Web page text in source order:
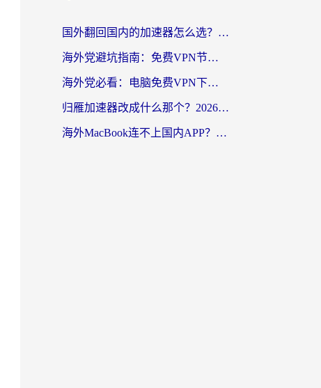
国外翻回国内的加速器怎么选？海外党亲测实用指南，告别地域限制
海外党避坑指南：免费VPN节点真的靠谱吗？教你选对回国加速器无缝访问国内资源
海外党必看：电脑免费VPN下载指南+回国加速器选择全攻略，告别地区限制
归雁加速器改成什么那个？2026海外党回国加速全攻略：告别地区限制，轻松刷剧玩游戏
海外MacBook连不上国内APP？选对回国VPN，告别地区限制的烦恼